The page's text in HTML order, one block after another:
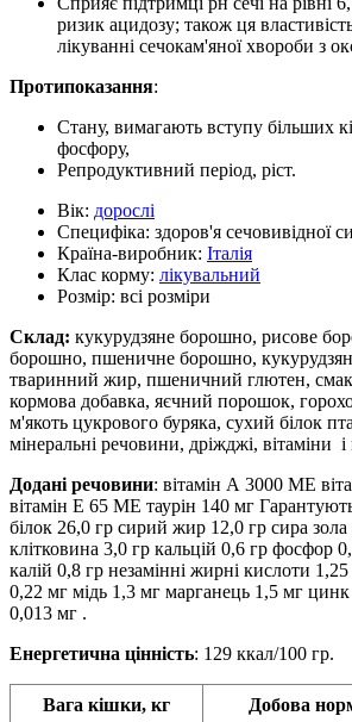
ризик ацидозу; також ця
лікуванні сечокам'яної хвороби з
Протипоказання:
Стану, вимагають вступу більших
фосфору,
Репродуктивний період, ріст.
Вік: дорослі
Специфіка: здоров'я сечовивідної
Країна-виробник: Італія
Клас корму: лікувальний
Розмір: всі розміри
Склад: кукурудзяне борошно, рисове
борошно, пшеничне борошно,
тваринний жир, пшеничний глютен,
кормова добавка, яєчний порошок,
м'якоть цукрового буряка, сухий білок
мінеральні речовини, дріжджі, вітаміни
Додані речовини: вітамін А 3000 ME
вітамін Е 65 ME таурін 140 мг
білок 26,0 гр сирий жир 12,0 гр сира зола
клітковина 3,0 гр кальцій 0,6 гр фосфор
калій 0,8 гр незамінні жирні кислоти
0,22 мг мідь 1,3 мг марганець 1,5 мг цинк
0,013 мг .
Енергетична цінність: 129 ккал/100 гр.
Вага кішки, кг Добова